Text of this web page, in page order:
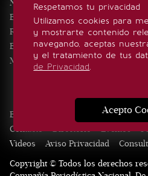
Respetamos tu privacidad
Utilizamos cookies para
y mostrarte contenido
navegando, aceptas
y el tratamiento de tus
de Privacidad.
Acepto
Noticias
Eventos
Realeza
Estilo de vida
Minuto x Minuto
Edición Impresa Noticias
Contacto
Directorio Eventos
Videos
Aviso Privacidad
Copyright © Todos los derechos